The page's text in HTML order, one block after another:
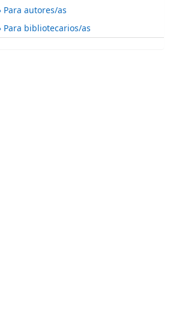
Para autores/as
Para bibliotecarios/as